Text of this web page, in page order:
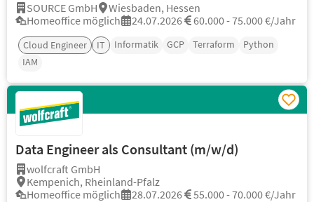
SOURCE GmbH
Wiesbaden, Hessen
Homeoffice möglich
24.07.2026 60.000 - 75.000 €/Jahr
Cloud Engineer IT Informatik GCP Terraform
Python
IAM
Data Engineer als Consultant (m/w/d)
wolfcraft GmbH
Kempenich, Rheinland-Pfalz
Homeoffice möglich
28.07.2026 55.000 - 70.000 €/Jahr